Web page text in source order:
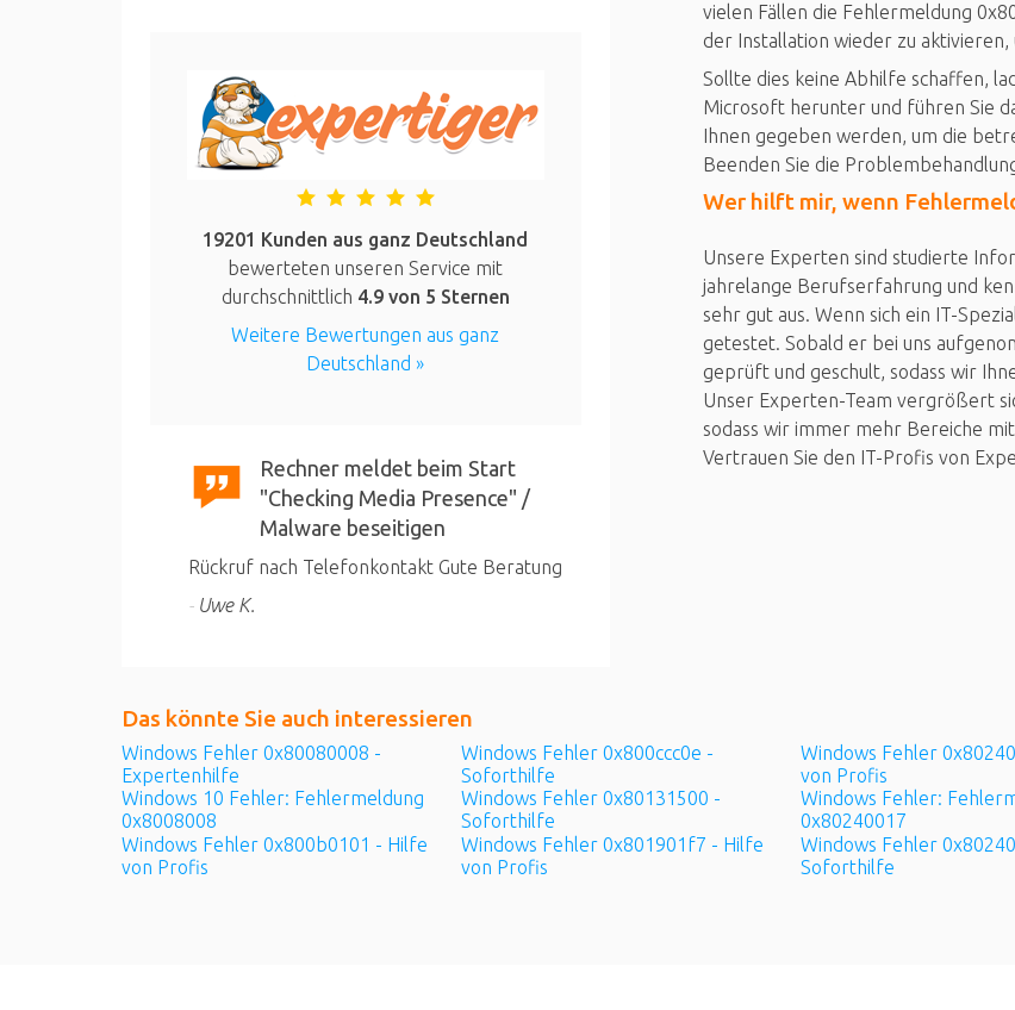
19201 Kunden aus ganz Deutschland
bewerteten unseren Service mit
durchschnittlich 4.9von 5 Sternen
Weitere Bewertungen aus ganz
Deutschland »
Rechner meldet beim Start
"Checking Media Presence" /
Malware beseitigen
Rückruf nach Telefonkontakt Gute Beratung
Uwe K.
vielen Fällen die Fehlermeldung
der Installation wieder zu
Sollte dies keine Abhilfe schaffen,
Microsoft herunter und führen Sie
Ihnen gegeben werden, um die
Beenden Sie die
Wer hilft mir, wenn
Unsere Experten sind studierte
jahrelange Berufserfahrung und
sehr gut aus. Wenn sich ein IT-
getestet. Sobald er bei uns
geprüft und geschult, sodass wir
Unser Experten-Team vergrößert
sodass wir immer mehr Bereiche
Vertrauen Sie den IT-Profis von
Das könnte Sie auch interessieren
Windows Fehler 0x80080008 -
Expertenhilfe
Windows 10 Fehler: Fehlermeldung
0x8008008
Windows Fehler 0x800b0101 - Hilfe
von Profis
Windows Fehler 0x800ccc0e -
Soforthilfe
Windows Fehler 0x80131500 -
Soforthilfe
Windows Fehler 0x801901f7 - Hilfe
von Profis
Windows Fehler
von Profis
Windows Fehler:
0x80240017
Windows Fehler
Soforthilfe